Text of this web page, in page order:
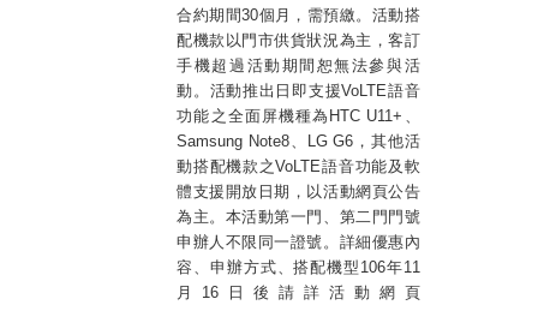
合約期間30個月，需預繳。活動搭
配機款以門市供貨狀況為主，客訂
手機超過活動期間恕無法參與活
動。活動推出日即支援VoLTE語音
功能之全面屏機種為 HTC U11+ 、
Samsung Note8、 LG G6 ，其他活
動搭配機款之VoLTE語音功能及軟
體支援開放日期，以活動網頁公告
為主。本活動第一門、第二門門號
申辦人不限同一證號。詳細優惠內
容、申辦方式、搭配機型 106年11
月 16 日後請詳活動網頁